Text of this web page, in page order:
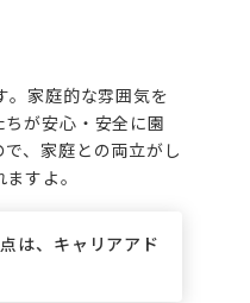
。家庭的な雰囲気を
が安心・安全に園
、家庭との両立がし
すよ。
は、キャリアアド